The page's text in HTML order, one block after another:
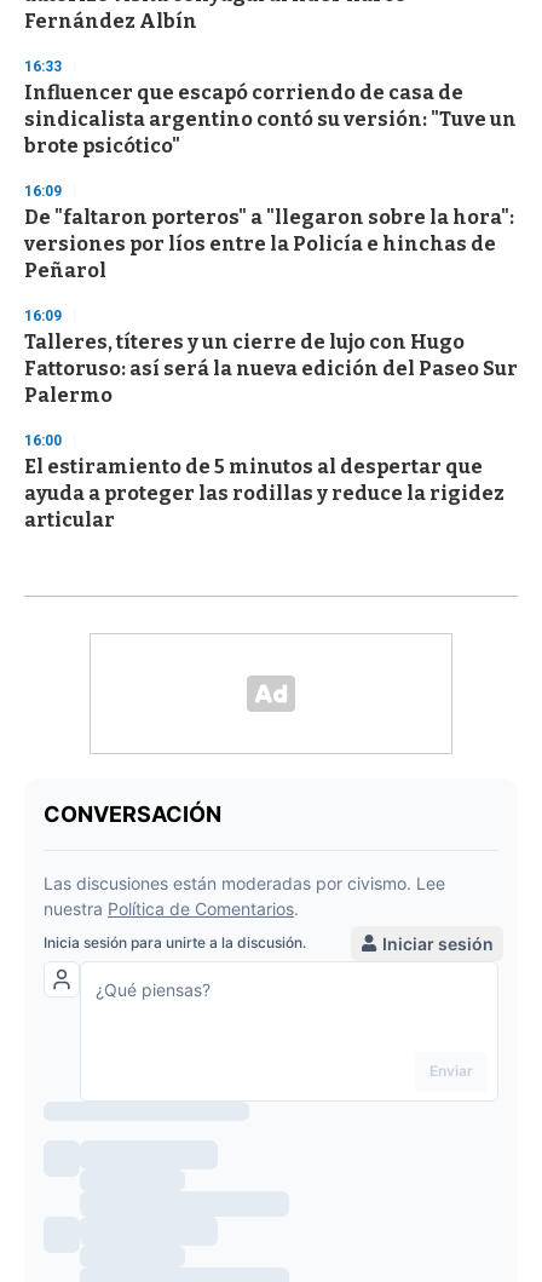
Fernández Albín
16:33
Influencer que escapó corriendo de casa de
sindicalista argentino contó su versión: "Tuve un
brote psicótico"
16:09
De "faltaron porteros" a "llegaron sobre la hora":
versiones por líos entre la Policía e hinchas de
Peñarol
16:09
Talleres, títeres y un cierre de lujo con Hugo
Fattoruso: así será la nueva edición del Paseo Sur
Palermo
16:00
El estiramiento de 5 minutos al despertar que
ayuda a proteger las rodillas y reduce la rigidez
articular